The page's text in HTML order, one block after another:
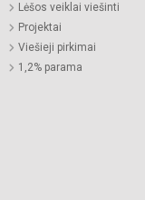
Lėšos veiklai viešinti
Projektai
Viešieji pirkimai
1,2% parama